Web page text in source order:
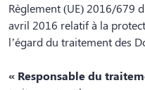
Règlement (UE) 2016/679
avril 2016 relatif à la
l’égard du traitement des
« Responsable du